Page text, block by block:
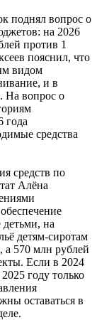
поднял вопрос о
на 2026
против 1
пояснил, что
видом
и в
На вопрос о
года
средства
средств по
Алёна
на
детям-сиротам
570 млн рублей
Если в 2024
году только
оставаться в